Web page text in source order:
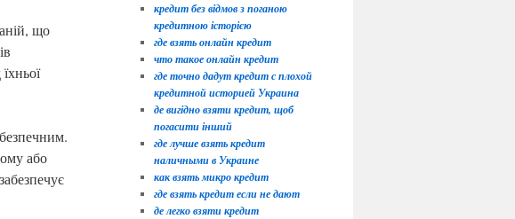
що
або
кредит без відмов з поганою
кредитною історією
где взять онлайн кредит
что такое онлайн кредит
где точно дадут кредит с плохой
кредитной историей Украина
де вигідно взяти кредит, щоб
погасити інший
где лучше взять кредит
наличными в Украине
как взять микро кредит
где взять кредит если не дают
де легко взяти кредит